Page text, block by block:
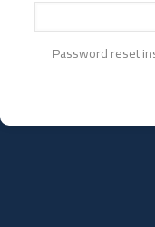
Password reset